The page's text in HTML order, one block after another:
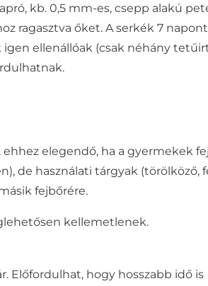
apró, kb. 0,5 mm-es, csepp alakú
ragasztva őket. A serkék 7
igen ellenállóak (csak néhány
elegendő, ha a gyermekek
de használati tárgyak (törölköző,
fejbőrére.
kellemetlenek.
Előfordulhat, hogy hosszabb idő is